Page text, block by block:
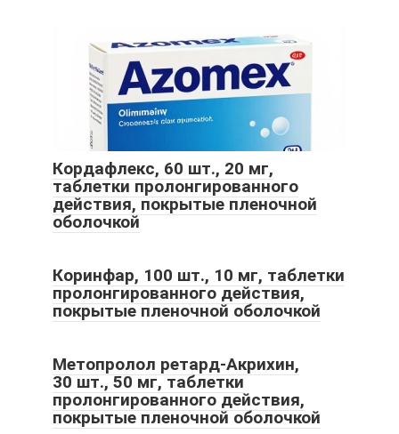
Кордафлекс, 60 шт., 20 мг,
таблетки пролонгированного
действия, покрытые пленочной
оболочкой
Коринфар, 100 шт., 10 мг, таблетки
пролонгированного действия,
покрытые пленочной оболочкой
Метопролол ретард-Акрихин,
30 шт., 50 мг, таблетки
пролонгированного действия,
покрытые пленочной оболочкой